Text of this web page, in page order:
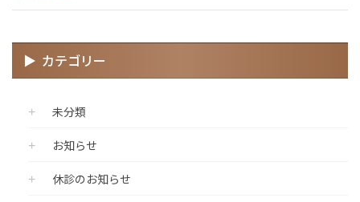
カテゴリー
未分類
お知らせ
休診のお知らせ